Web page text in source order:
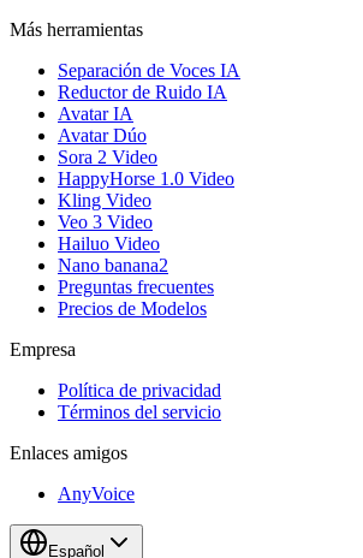
Más herramientas
Separación de Voces IA
Reductor de Ruido IA
Avatar IA
Avatar Dúo
Sora 2 Video
HappyHorse 1.0 Video
Kling Video
Veo 3 Video
Hailuo Video
Nano banana2
Preguntas frecuentes
Precios de Modelos
Empresa
Política de privacidad
Términos del servicio
Enlaces amigos
AnyVoice
Español